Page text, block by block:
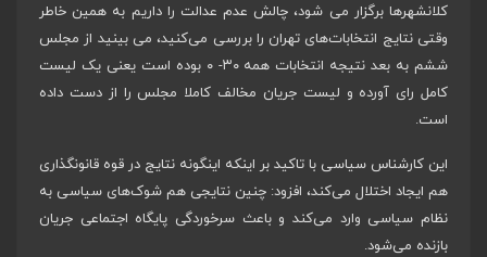
کلانشهرها برگزار می شود، چالش عدم عدالت را داریم به همین خاطر
وقتی نتایج انتخابات‌های تهران را بررسی می‌کنید، می بینید از مجلس
ششم به بعد نتیجه انتخابات همه ۳۰- ۰ بوده است یعنی یک لیست
کامل رای آورده و لیست جریان مخالف کاملا مجلس را از دست داده
است.
این کارشناس سیاسی با تاکید بر اینکه اینگونه نتایج در قوه قانونگذاری
هم ایجاد اختلال می‌کند، افزود: چنین نتایجی هم شوک‌های سیاسی به
نظام سیاسی وارد می‌کند و باعث سرخوردگی پایگاه اجتماعی جریان
بازنده می‌شود.